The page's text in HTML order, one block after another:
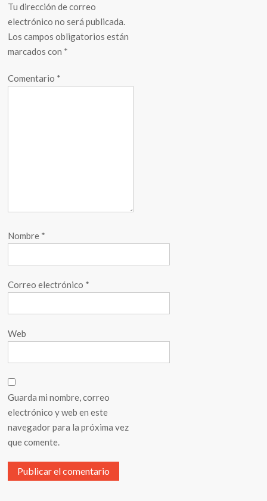
Tu dirección de correo
electrónico no será publicada.
Los campos obligatorios están
marcados con *
Comentario *
Nombre *
Correo electrónico *
Web
Guarda mi nombre, correo
electrónico y web en este
navegador para la próxima vez
que comente.